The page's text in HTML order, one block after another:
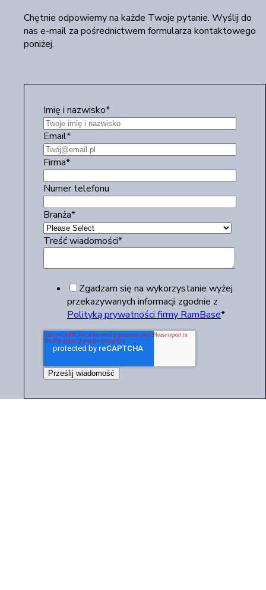
Chętnie odpowiemy na każde Twoje pytanie. Wyślij do
nas e-mail za pośrednictwem formularza kontaktowego
poniżej.
Imię i nazwisko*
Email*
Firma*
Numer telefonu
Branża*
Treść wiadomości*
Zgadzam się na wykorzystanie wyżej
przekazywanych informacji zgodnie z
Polityką prywatności firmy RamBase*